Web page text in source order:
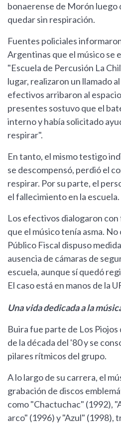
bonaerense de Morón luego
quedar sin respiración.
Fuentes policiales
Argentinas que el músico se
"Escuela de Percusión La
lugar, realizaron un llamado
efectivos arribaron al
presentes sostuvo que el
interno y había solicitado
respirar".
En tanto, el mismo testigo
se descompensó, perdió el
respirar. Por su parte, el
el fallecimiento en la escuela.
Los efectivos dialogaron
que el músico tenía asma.
Público Fiscal dispuso
ausencia de cámaras de
escuela, aunque sí quedó
El caso está en manos de la
Una vida dedicada a la
Buira fue parte de Los Piojos
de la década del '80 y se
pilares rítmicos del grupo.
A lo largo de su carrera, el
grabación de discos
como "Chactuchac" (1992),
arco" (1996) y "Azul" (1998),